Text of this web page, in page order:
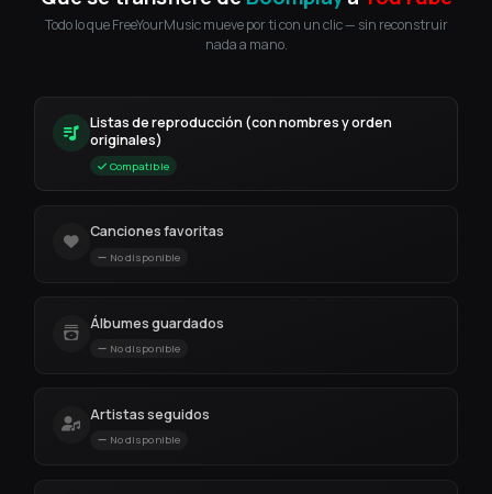
Todo lo que FreeYourMusic mueve por ti con un clic — sin reconstruir
nada a mano.
Listas de reproducción (con nombres y orden
originales)
Compatible
Canciones favoritas
No disponible
Álbumes guardados
No disponible
Artistas seguidos
No disponible